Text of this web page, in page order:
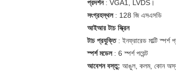
প্রদর্শন: VGA1, LVDS।
সংগ্রহস্থল: 128 জি এসএসডি
আইআর টাচ স্ক্রিন
টাচ প্রযুক্তি: ইনফ্রারেড মাল্টি স্পর্শ
স্পর্শ মডেল: 6 স্পর্শ পয়েন্ট
আবেশন বস্তু: আঙুল, কলম, কোন